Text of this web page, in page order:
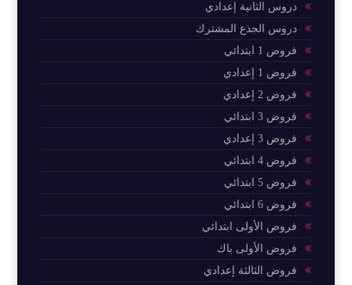
دروس الثانية إعدادي
دروس الجذع المشترك
فروض 1 ابتدائي
فروض 1 إعدادي
فروض 2 إعدادي
فروض 3 ابتدائي
فروض 3 إعدادي
فروض 4 ابتدائي
فروض 5 ابتدائي
فروض 6 ابتدائي
فروض الأولى ابتدائي
فروض الأولى باك
فروض الثالثة إعدادي